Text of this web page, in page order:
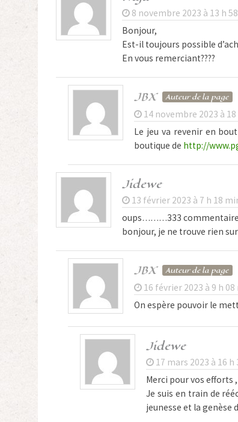
8 novembre 2023 à 13 h
Bonjour,
Est-il toujours possible
En vous remerciant????
JBX Auteur de la page
14 novembre 2023 à
Le jeu va revenir en
boutique de http://
Jidewe
13 février 2023 à 7 h 18
oups………333
bonjour, je ne trouve rien
JBX Auteur de la page
16 février 2023 à 9 h
On espère pouvoir le
Jidewe
17 mars 2023 à 16 h
Merci pour vos efforts
Je suis en train de
jeunesse et la genèse